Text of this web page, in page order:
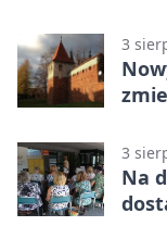
3
3
Na